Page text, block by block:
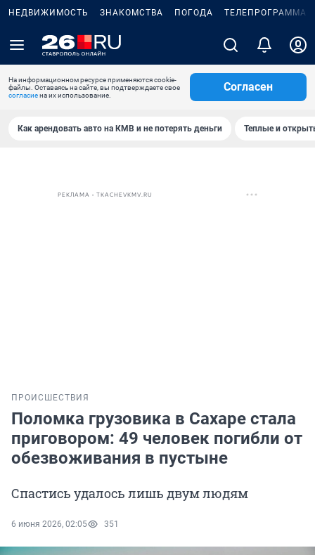
НЕДВИЖИМОСТЬ ЗНАКОМСТВА ПОГОДА ТЕЛЕПРОГРАММА
На информационном ресурсе применяются cookie-
файлы. Оставаясь на сайте, вы подтверждаете свое
согласиена их использование.
Согласен
Как арендовать авто на КМВ и не потерять деньги Теплые и
РЕКЛАМА • TKACHEVKMV.RU
ПРОИСШЕСТВИЯ
Поломка грузовика в Сахаре стала
приговором: 49 человек погибли от
обезвоживания в пустыне
Спастись удалось лишь двум людям
6 июня 2026, 02:05 351